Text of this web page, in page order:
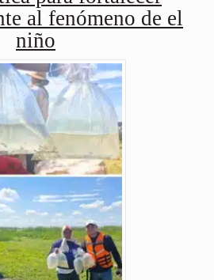
al fenómeno de el
niño